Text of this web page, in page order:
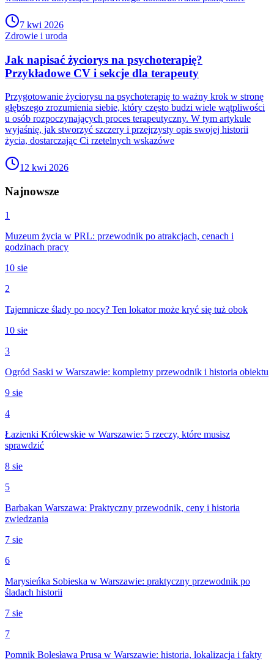
7 kwi 2026
Zdrowie i uroda
Jak napisać życiorys na psychoterapię?
Przykładowe CV i sekcje dla terapeuty
Przygotowanie życiorysu na psychoterapię to ważny krok w stronę
głębszego zrozumienia siebie, który często budzi wiele wątpliwości
u osób rozpoczynających proces terapeutyczny. W tym artykule
wyjaśnię, jak stworzyć szczery i przejrzysty opis swojej historii
życia, dostarczając Ci rzetelnych wskazówe
12 kwi 2026
Najnowsze
1
Muzeum życia w PRL: przewodnik po atrakcjach, cenach i
godzinach pracy
10 sie
2
Tajemnicze ślady po nocy? Ten lokator może kryć się tuż obok
10 sie
3
Ogród Saski w Warszawie: kompletny przewodnik i historia obiektu
9 sie
4
Łazienki Królewskie w Warszawie: 5 rzeczy, które musisz
sprawdzić
8 sie
5
Barbakan Warszawa: Praktyczny przewodnik, ceny i historia
zwiedzania
7 sie
6
Marysieńka Sobieska w Warszawie: praktyczny przewodnik po
śladach historii
7 sie
7
Pomnik Bolesława Prusa w Warszawie: historia, lokalizacja i fakty